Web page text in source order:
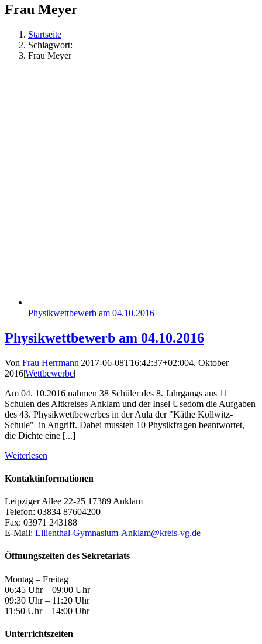
Frau Meyer
Startseite
Schlagwort:
Frau Meyer
Physikwettbewerb am 04.10.2016
Physikwettbewerb am 04.10.2016
Von Frau Herrmann|2017-06-08T16:42:37+02:004. Oktober
2016|Wettbewerbe|
Am 04. 10.2016 nahmen 38 Schüler des 8. Jahrgangs aus 11
Schulen des Altkreises Anklam und der Insel Usedom die Aufgaben
des 43. Physikwettbewerbes in der Aula der "Käthe Kollwitz-
Schule" in Angriff. Dabei mussten 10 Physikfragen beantwortet,
die Dichte eine [...]
Weiterlesen
Kontaktinformationen
Leipziger Allee 22-25 17389 Anklam
Telefon: 03834 87604200
Fax: 03971 243188
E-Mail: Lilienthal-Gymnasium-Anklam@kreis-vg.de
Öffnungszeiten des Sekretariats
Montag – Freitag
06:45 Uhr – 09:00 Uhr
09:30 Uhr – 11:20 Uhr
11:50 Uhr – 14:00 Uhr
Unterrichtszeiten